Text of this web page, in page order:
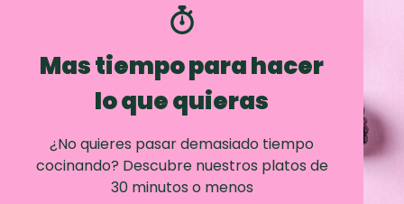
Mas tiempo para hacer
lo que quieras
¿No quieres pasar demasiado tiempo
cocinando? Descubre nuestros platos de
30 minutos o menos